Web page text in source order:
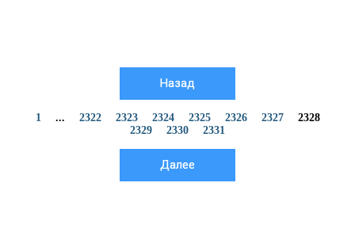
Назад
1 ... 2322 2323 2324 2325 2326 2327
2328
2329
2330 2331
Далее